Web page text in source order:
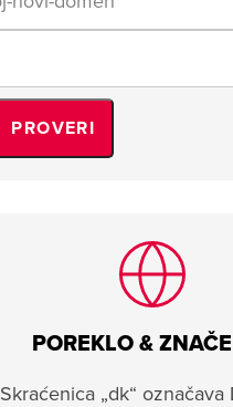
PROVERI
POREKLO &
Skraćenica „dk“ označava